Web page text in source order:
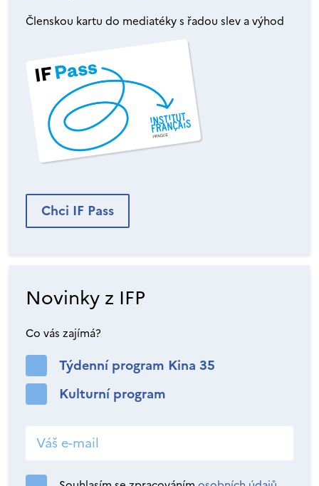
Členskou kartu do mediatéky s řadou slev a výhod
Chci IF Pass
Novinky z IFP
Co vás zajímá?
Týdenní program Kina 35
Kulturní program